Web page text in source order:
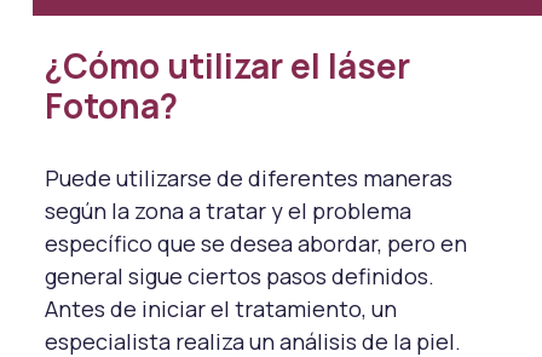
¿Cómo utilizar el láser
Fotona?
Puede utilizarse de diferentes maneras
según la zona a tratar y el problema
específico que se desea abordar, pero en
general sigue ciertos pasos definidos.
Antes de iniciar el tratamiento, un
especialista realiza un análisis de la piel.